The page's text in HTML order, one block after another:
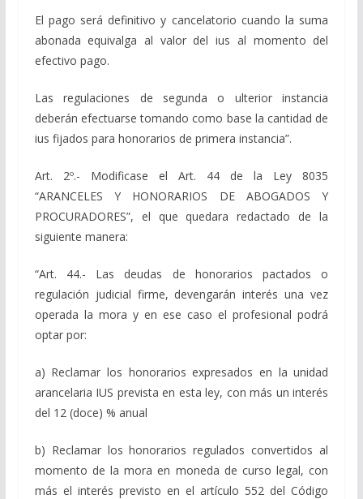
El pago será definitivo y cancelatorio cuando la suma
abonada equivalga al valor del ius al momento del
efectivo pago.
Las regulaciones de segunda o ulterior instancia
deberán efectuarse tomando como base la cantidad de
ius fijados para honorarios de primera instancia”.
Art. 2º.- Modificase el Art. 44 de la Ley 8035
“ARANCELES Y HONORARIOS DE ABOGADOS Y
PROCURADORES”, el que quedara redactado de la
siguiente manera:
“Art. 44.- Las deudas de honorarios pactados o
regulación judicial firme, devengarán interés una vez
operada la mora y en ese caso el profesional podrá
optar por:
a) Reclamar los honorarios expresados en la unidad
arancelaria IUS prevista en esta ley, con más un interés
del 12 (doce) % anual
b) Reclamar los honorarios regulados convertidos al
momento de la mora en moneda de curso legal, con
más el interés previsto en el artículo 552 del Código